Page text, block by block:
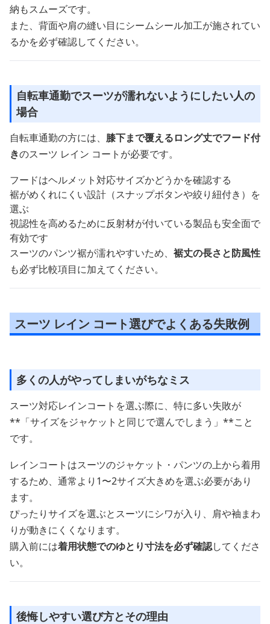
納もスムーズです。
また、背面や肩の縫い目にシームシール加工が施されてい
るかを必ず確認してください。
自転車通勤でスーツが濡れないようにしたい人の
場合
自転車通勤の方には、 膝下まで覆えるロング丈でフード付
きのスーツ レイン コートが必要です。
フードはヘルメット対応サイズかどうかを確認する
裾がめくれにくい設計（スナップボタンや絞り紐付き）を
選ぶ
視認性を高めるために反射材が付いている製品も安全面で
有効です
スーツのパンツ裾が濡れやすいため、 裾丈の長さと防風性
も必ず比較項目に加えてください。
スーツ レイン コート選びでよくある失敗例
多くの人がやってしまいがちなミス
スーツ対応レインコートを選ぶ際に、特に多い失敗が
**「サイズをジャケットと同じで選んでしまう」**こと
です。
レインコートはスーツのジャケット・パンツの上から着用
するため、通常より1〜2サイズ大きめを選ぶ必要があり
ます。
ぴったりサイズを選ぶとスーツにシワが入り、肩や袖まわ
りが動きにくくなります。
購入前には着用状態でのゆとり寸法を必ず確認してくださ
い。
後悔しやすい選び方とその理由